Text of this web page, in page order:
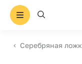
Серебряная